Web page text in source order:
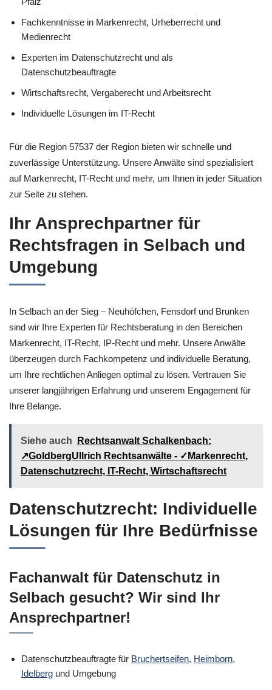
Fachkenntnisse in Markenrecht, Urheberrecht und
Medienrecht
Experten im Datenschutzrecht und als
Datenschutzbeauftragte
Wirtschaftsrecht, Vergaberecht und Arbeitsrecht
Individuelle Lösungen im IT-Recht
Für die Region 57537 der Region bieten wir schnelle und
zuverlässige Unterstützung. Unsere Anwälte sind spezialisiert
auf Markenrecht, IT-Recht und mehr, um Ihnen in jeder Situation
zur Seite zu stehen.
Ihr Ansprechpartner für
Rechtsfragen in Selbach und
Umgebung
In Selbach an der Sieg – Neuhöfchen, Fensdorf und Brunken
sind wir Ihre Experten für Rechtsberatung in den Bereichen
Markenrecht, IT-Recht, IP-Recht und mehr. Unsere Anwälte
überzeugen durch Fachkompetenz und individuelle Beratung,
um Ihre rechtlichen Anliegen optimal zu lösen. Vertrauen Sie
unserer langjährigen Erfahrung und unserem Engagement für
Ihre Belange.
Siehe auch
Rechtsanwalt Schalkenbach:
↗️GoldbergUllrich Rechtsanwälte - ✓Markenrecht,
Datenschutzrecht, IT-Recht, Wirtschaftsrecht
Datenschutzrecht: Individuelle
Lösungen für Ihre Bedürfnisse
Fachanwalt für Datenschutz in
Selbach gesucht? Wir sind Ihr
Ansprechpartner!
Datenschutzbeauftragte für Bruchertseifen, Heimborn,
Idelberg und Umgebung